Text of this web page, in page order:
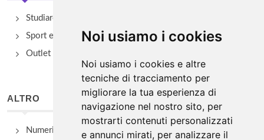
Noi usiamo i cookies
Noi usiamo i cookies e altre
tecniche di tracciamento per
migliorare la tua esperienza di
navigazione nel nostro sito, per
mostrarti contenuti personalizzati
e annunci mirati, per analizzare il
Studiare
Sport e Benessere
Outlet e spacci aziendali
ALTRO
Numeri Utili